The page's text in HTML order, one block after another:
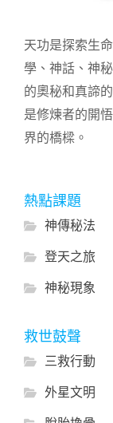
天功是探索生
學、神話、神
的奧秘和真諦
是修煉者的開
界的橋樑。
熱點課題
神傳秘法
登天之旅
神秘現象
救世鼓聲
三救行動
外星文明